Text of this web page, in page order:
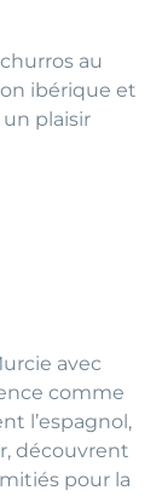
au
ibérique et
plaisir
avec
comme
l’espagnol,
découvrent
pour la